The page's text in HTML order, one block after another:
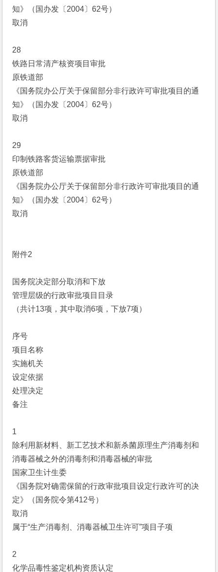
知》（国办发〔2004〕62号）
取消
28
铁路日常清产核资项目审批
原铁道部
《国务院办公厅关于保留部分非行政许可审批项目的通
知》（国办发〔2004〕62号）
取消
29
印制铁路客货运输票据审批
原铁道部
《国务院办公厅关于保留部分非行政许可审批项目的通
知》（国办发〔2004〕62号）
取消
附件2
国务院决定部分取消和下放
管理层级的行政审批项目目录
（共计13项，其中取消6项，下放7项）
序号
项目名称
实施机关
设定依据
处理决定
备注
1
除利用新材料、新工艺技术和新杀菌原理生产消毒剂和
消毒器械之外的消毒剂和消毒器械的审批
国家卫生计生委
《国务院对确需保留的行政审批项目设定行政许可的决
定》（国务院令第412号）
取消
属于“生产消毒剂、消毒器械卫生许可”项目子项
2
化学品毒性鉴定机构资质认定